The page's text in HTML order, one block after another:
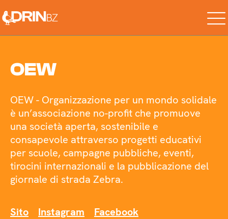
to
the
content
OEW
OEW - Organizzazione per un mondo solidale
è un’associazione no-profit che promuove
una società aperta, sostenibile e
consapevole attraverso progetti educativi
per scuole, campagne pubbliche, eventi,
tirocini internazionali e la pubblicazione del
giornale di strada Zebra.
Sito Instagram Facebook